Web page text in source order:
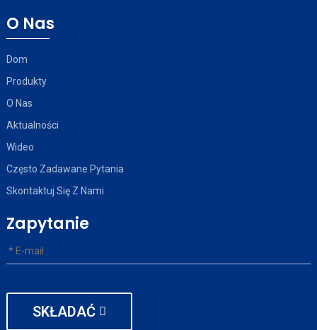
O Nas
Dom
Produkty
O Nas
Aktualności
Wideo
Często Zadawane Pytania
Skontaktuj Się Z Nami
Zapytanie
SKŁADAĆ